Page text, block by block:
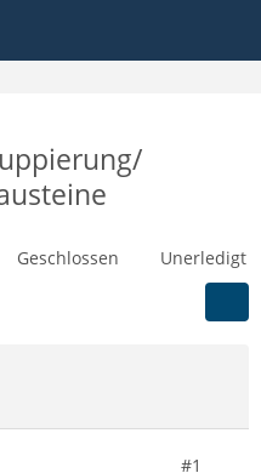
Geschlossen Unerledigt
#1